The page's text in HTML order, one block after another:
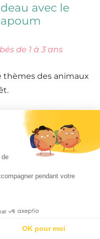
de
pendant votre
OK pour moi
avec le
de 1 à 3 ans
thèmes des animaux
du 23 octobre 2025
en cadeau